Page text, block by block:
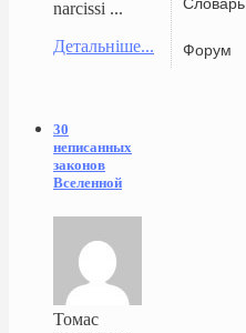
Форум
narcissi ...
Детальніше...
30
неписанных
законов
Вселенной
Томас